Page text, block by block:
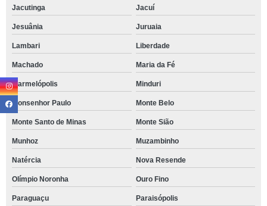
Jacutinga Jacuí
Jesuânia Juruaia
Lambari Liberdade
Machado Maria da Fé
Marmelópolis Minduri
Monsenhor Paulo Monte Belo
Monte Santo de Minas Monte Sião
Munhoz Muzambinho
Natércia Nova Resende
Olímpio Noronha Ouro Fino
Paraguaçu Paraisópolis